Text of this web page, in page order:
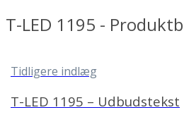
T-LED 1195 -
Tidligere indlæg
T-LED 1195 – Udbudstekst